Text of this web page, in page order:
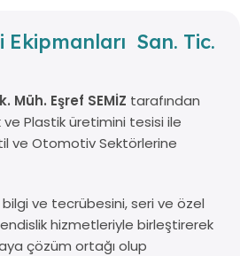
Ekipmanları San. Tic.
Müh. Eşref SEMİZ tarafından
Plastik üretimini tesisi ile
ve Otomotiv Sektörlerine
bilgi ve tecrübesini, seri ve özel
hizmetleriyle birleştirerek
çözüm ortağı olup